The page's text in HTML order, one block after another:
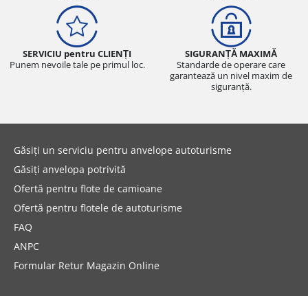
SERVICIU pentru CLIENȚI
Punem nevoile tale pe primul loc.
SIGURANȚĂ MAXIMĂ
Standarde de operare care
garantează un nivel maxim de
siguranță.
Găsiți un serviciu pentru anvelope autoturisme
Găsiți anvelopa potrivită
Ofertă pentru flote de camioane
Ofertă pentru flotele de autoturisme
FAQ
ANPC
Formular Retur Magazin Online